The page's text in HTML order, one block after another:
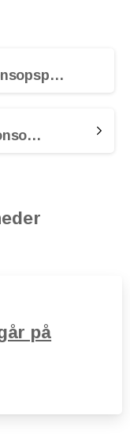
Undgå unødig pensionsopsparing
Er risikoen på din pensionsopsparing høj nok?
på